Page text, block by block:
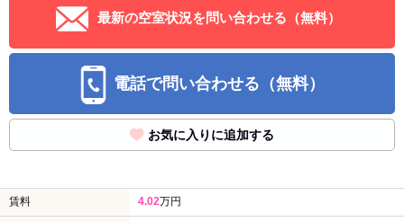
最新の空室状況を問い合わせる（無料）
電話で問い合わせる（無料）
お気に入りに追加する
賃料 4.02万円